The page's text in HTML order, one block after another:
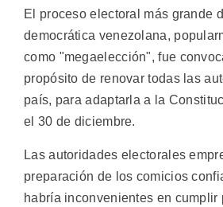
El proceso electoral más grande
democrática venezolana,
como "megaelección", fue
propósito de renovar todas las
país, para adaptarla a la
el 30 de diciembre.
Las autoridades electorales
preparación de los comicios
habría inconvenientes en cumplir